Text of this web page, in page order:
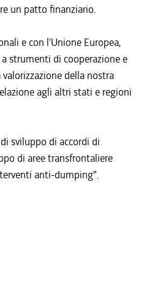
un patto finanziario.
e con l'Unione Europea,
strumenti di cooperazione e
della nostra
agli altri stati e regioni
sviluppo di accordi di
di aree transfrontaliere
anti-dumping".